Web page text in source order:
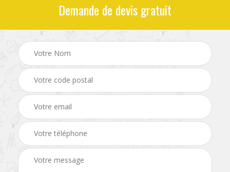
Demande de devis gratuit